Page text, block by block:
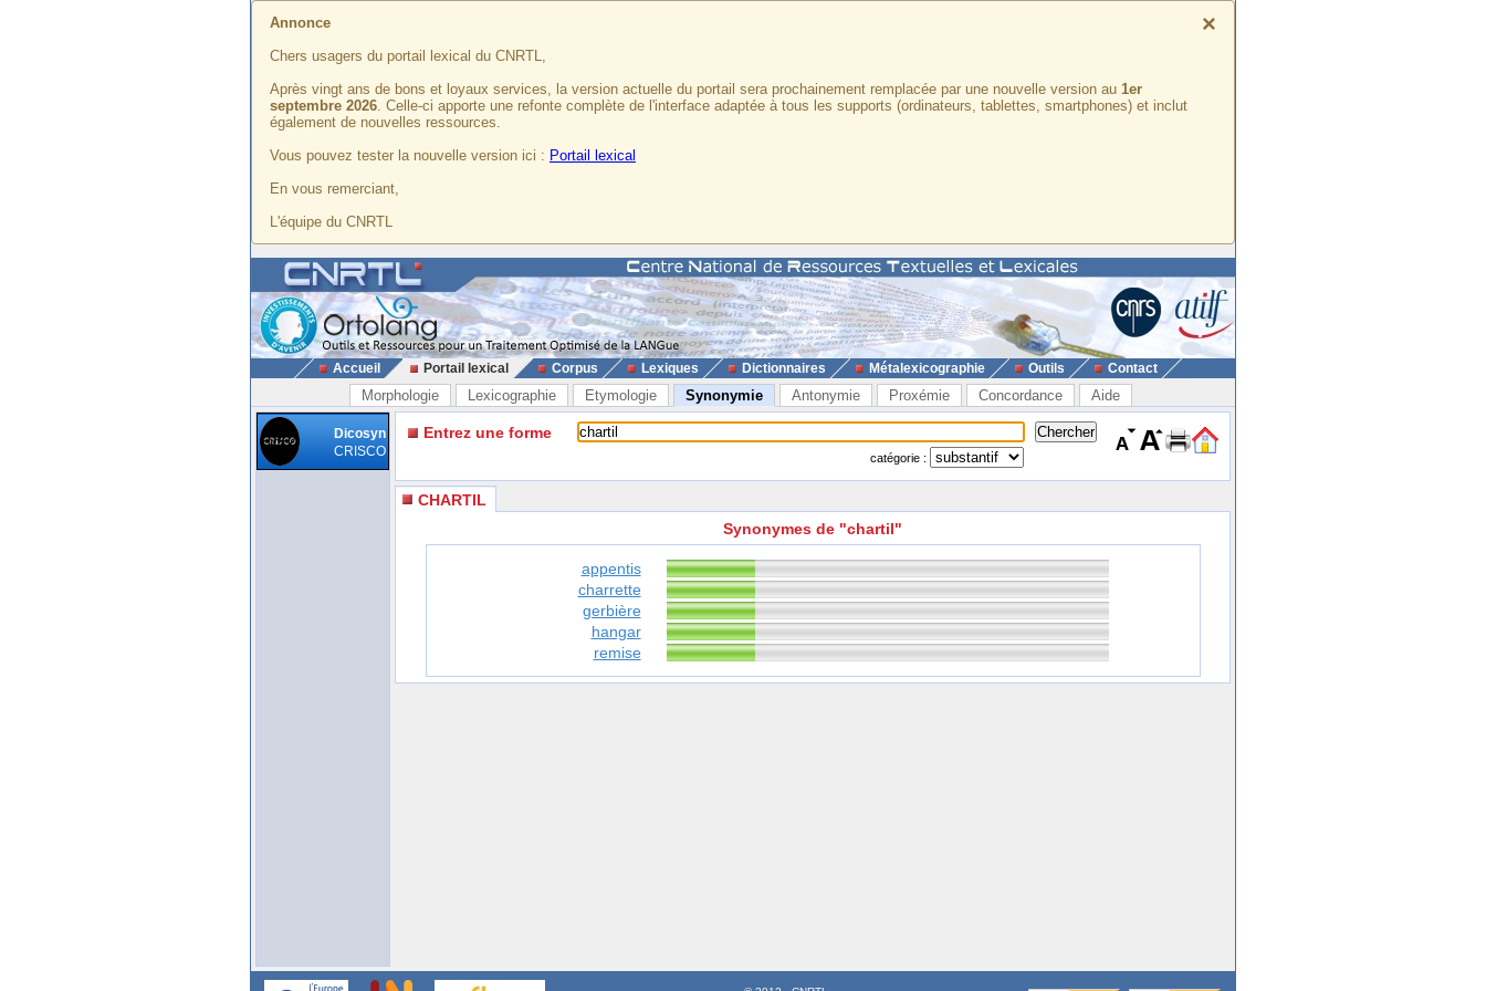
×
Annonce
Chers usagers du portail lexical du CNRTL,
Après vingt ans de bons et loyaux services, la version actuelle du portail sera prochainement remplacée par une nouvelle version au 1er
septembre 2026. Celle-ci apporte une refonte complète de l'interface adaptée à tous les supports (ordinateurs, tablettes, smartphones) et inclut
également de nouvelles ressources.
Vous pouvez tester la nouvelle version ici : Portail lexical
En vous remerciant,
L'équipe du CNRTL
Accueil Portail lexical Corpus Lexiques Dictionnaires Métalexicographie Outils Contact
Morphologie Lexicographie Etymologie Synonymie Antonymie Proxémie Concordance Aide
Dicosyn
CRISCO
Entrez une forme
catégorie :
CHARTIL
Synonymes de "chartil"
appentis
charrette
gerbière
hangar
remise